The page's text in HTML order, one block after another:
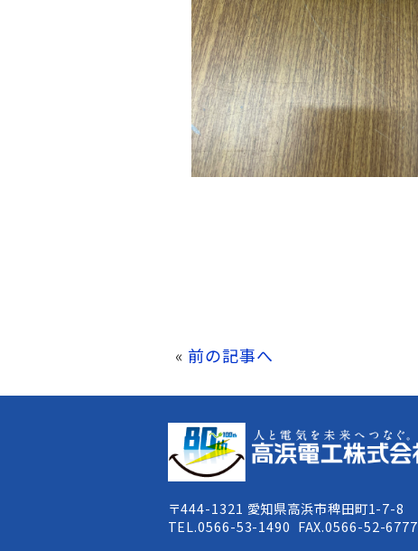
« 前の記事へ
〒444-1321 愛知県高浜市稗田町1-7-8
TEL.0566-53-1490 FAX.0566-52-6777